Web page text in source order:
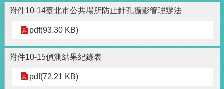
附件10-14臺北市公共場所防止針孔攝影管理辦法
pdf(93.30 KB)
附件10-15偵測結果紀錄表
pdf(72.21 KB)